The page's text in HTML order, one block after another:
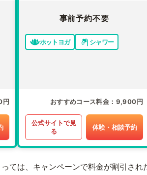
円
事前予約不要
ホットヨガ シャワー
おすすめコース料金 9,900円
公式サイトで見
る
体験・相談予約
ては、キャンペーンで料金が割引され